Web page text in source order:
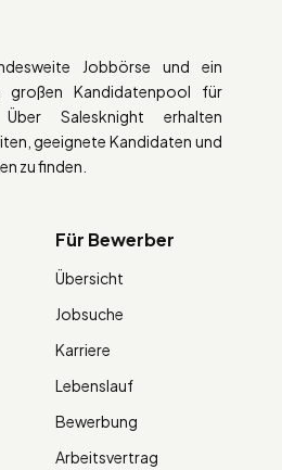
Jobbörse und ein
großen Kandidatenpool für
Salesknight erhalten
geeignete Kandidaten und
zu finden.
Für Bewerber
Übersicht
Jobsuche
Karriere
Lebenslauf
Bewerbung
Arbeitsvertrag